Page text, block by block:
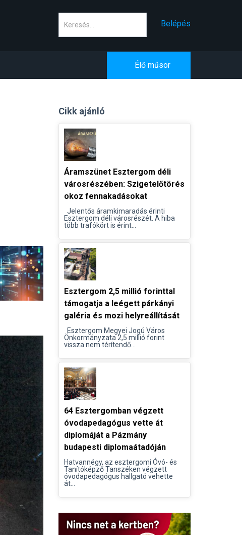
Belépés
Élő műsor
Cikk ajánló
Áramszünet Esztergom déli
városrészében: Szigetelőtörés
okoz fennakadásokat
Jelentős áramkimaradás érinti
Esztergom déli városrészét. A hiba
több trafókört is érint...
Esztergom 2,5 millió forinttal
támogatja a leégett párkányi
galéria és mozi helyreállítását
Esztergom Megyei Jogú Város
Önkormányzata 2,5 millió forint
vissza nem térítendő...
64 Esztergomban végzett
óvodapedagógus vette át
diplomáját a Pázmány
budapesti diplomaátadóján
Hatvannégy, az esztergomi Óvó- és
Tanítóképző Tanszéken végzett
óvodapedagógus hallgató vehette
át...